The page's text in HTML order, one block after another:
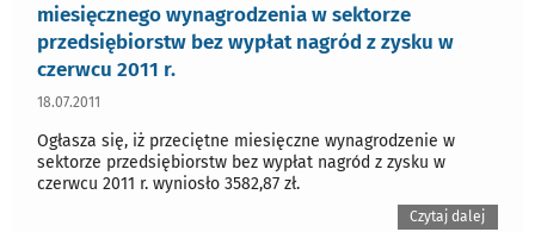
miesięcznego wynagrodzenia w sektorze
przedsiębiorstw bez wypłat nagród z zysku w
czerwcu 2011 r.
18.07.2011
Ogłasza się, iż przeciętne miesięczne wynagrodzenie w
sektorze przedsiębiorstw bez wypłat nagród z zysku w
czerwcu 2011 r. wyniosło 3582,87 zł.
Czytaj dalej